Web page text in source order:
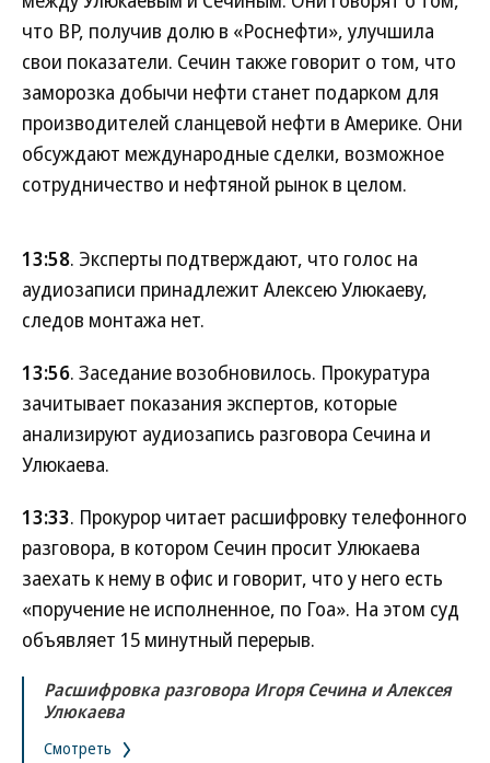
что BP, получив долю в «Роснефти», улучшила
свои показатели. Сечин также говорит о том, что
заморозка добычи нефти станет подарком для
производителей сланцевой нефти в Америке. Они
обсуждают международные сделки, возможное
сотрудничество и нефтяной рынок в целом.
13:58. Эксперты подтверждают, что голос на
аудиозаписи принадлежит Алексею Улюкаеву,
следов монтажа нет.
13:56. Заседание возобновилось. Прокуратура
зачитывает показания экспертов, которые
анализируют аудиозапись разговора Сечина и
Улюкаева.
13:33. Прокурор читает расшифровку телефонного
разговора, в котором Сечин просит Улюкаева
заехать к нему в офис и говорит, что у него есть
«поручение не исполненное, по Гоа». На этом суд
объявляет 15 минутный перерыв.
Расшифровка разговора Игоря Сечина и Алексея
Улюкаева
Смотреть